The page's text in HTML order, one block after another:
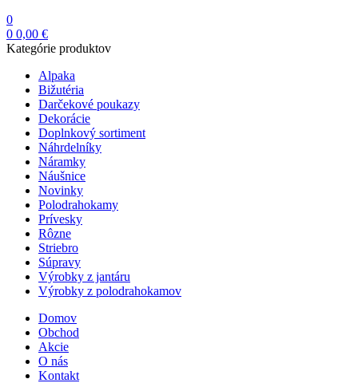
0
0 0,00 €
Kategórie produktov
Alpaka
Bižutéria
Darčekové poukazy
Dekorácie
Doplnkový sortiment
Náhrdelníky
Náramky
Náušnice
Novinky
Polodrahokamy
Prívesky
Rôzne
Striebro
Súpravy
Výrobky z jantáru
Výrobky z polodrahokamov
Domov
Obchod
Akcie
O nás
Kontakt